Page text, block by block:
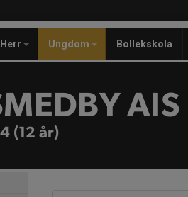
Herr Ungdom Bollekskola
AIS
(12 år)